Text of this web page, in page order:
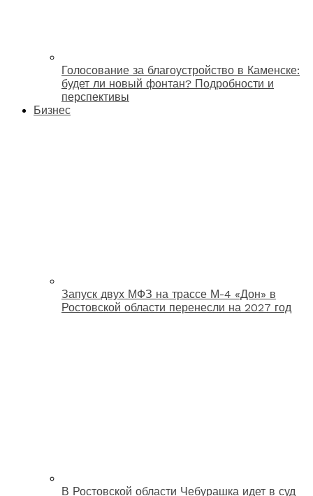
Голосование за благоустройство в Каменске:
будет ли новый фонтан? Подробности и
перспективы
Бизнес
Запуск двух МФЗ на трассе М-4 «Дон» в
Ростовской области перенесли на 2027 год
В Ростовской области Чебурашка идет в суд